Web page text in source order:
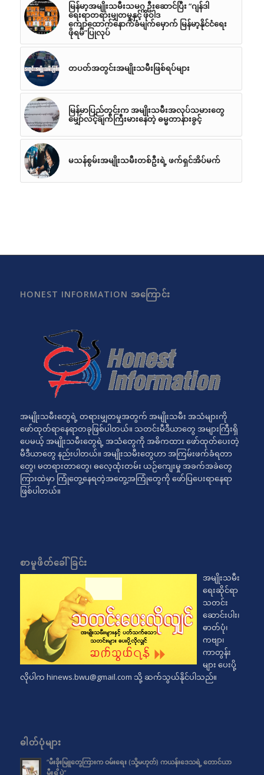
မြန်မာ့အမျိုးသမီးသမဂ္ဂ ဦးဆောင်ပြီး “ဂျန်ဒါ
ရေးရာတရားမျှတမှုနှင့် ဖိုဝါဒ
ကျောထောက်နောက်ခံမျက်မှောက် မြန်မာ့နိုင်ငံရေး
ဖိုရမ်”ပြုလုပ်
တပတ်အတွင်းအမျိုးသမီးဖြစ်ရပ်များ
မြန်မာပြည်တွင်းက အမျိုးသမီးအလုပ်သမားတွေ
မျှော်လင့်ချက်ကြီးမားနေတဲ့ ဓမ္မတာနားခွင့်
မသန်စွမ်းအမျိုးသမီးတစ်ဦးရဲ့ ဖက်ရှင်အိပ်မက်
HONEST INFORMATION အကြောင်း
အမျိုးသမီးတွေရဲ့ တရားမျှတမှုအတွက် အမျိုးသမီး အသံများကို
ဖော်ထုတ်ရာနေရာတခုဖြစ်ပါတယ်။ သတင်းမီဒီယာတွေ အများကြီးရှိ
ပေမယ့် အမျိုးသမီးတွေရဲ့ အသံတွေကို အဓိကထား ဖော်ထုတ်ပေးတဲ့
မီဒီယာတွေ နည်းပါတယ်။ အမျိုးသမီးတွေဟာ အကြမ်းဖက်ခံရတာ
တွေ၊ မတရားတာတွေ၊ ဓလေ့ထုံးတမ်း ယဉ်ကျေးမှု အခက်အခဲတွေ
ကြားထဲမှာ ကြုံတွေ့နေရတဲ့အတွေ့အကြုံတွေကို ဖော်ပြပေးရာနေရာ
ဖြစ်ပါတယ်။
စာမူဖိတ်ခေါ်ခြင်း
အမျိုးသမီး
ရေးဆိုင်ရာ
သတင်း
ဆောင်းပါး၊
ဓာတ်ပုံ၊
ကဗျာ၊
ကာတွန်း
များ ပေးပို့
လိုပါက hinews.bwu@gmail.com သို့ ဆက်သွယ်နိုင်ပါသည်။
ဓါတ်ပုံများ
“မီးခိုးမြူတွေကြားက ဝမ်းရေး (သို့မဟုတ်) ကယန်းဒေသရဲ့ တောင်ယာ
မီးရှို့ပွဲ”